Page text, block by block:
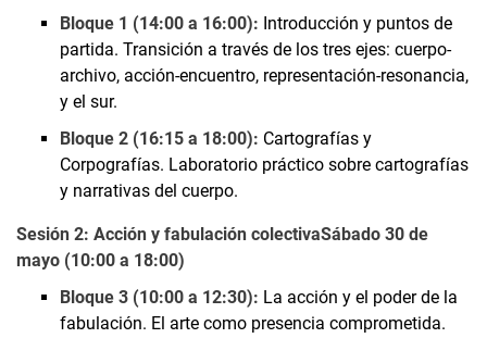
Sarah Weinfurter
Bloque 1 (14:00 a 16:00): Introducción y puntos de
partida. Transición a través de los tres ejes: cuerpo-
archivo, acción-encuentro, representación-resonancia,
y el sur.
Bloque 2 (16:15 a 18:00): Cartografías y
Corpografías. Laboratorio práctico sobre cartografías
y narrativas del cuerpo.
Sesión 2: Acción y fabulación colectivaSábado 30 de
mayo (10:00 a 18:00)
Bloque 3 (10:00 a 12:30): La acción y el poder de la
fabulación. El arte como presencia comprometida.